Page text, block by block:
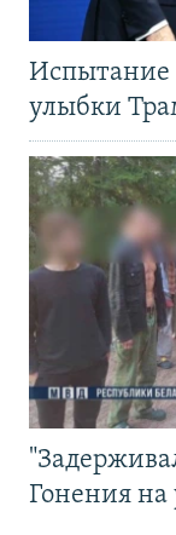
Испытание
улыбки
Гонения на